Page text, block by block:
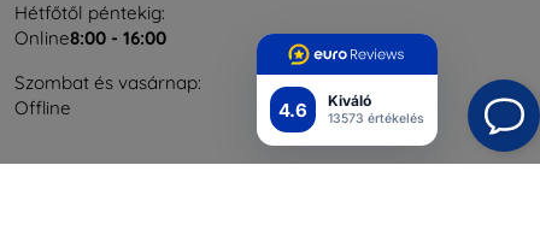
4.6 Kiváló
13573 értékelés
Hétfőtől péntekig:
Online8:00 - 16:00
Szombat és vasárnap:
Offline